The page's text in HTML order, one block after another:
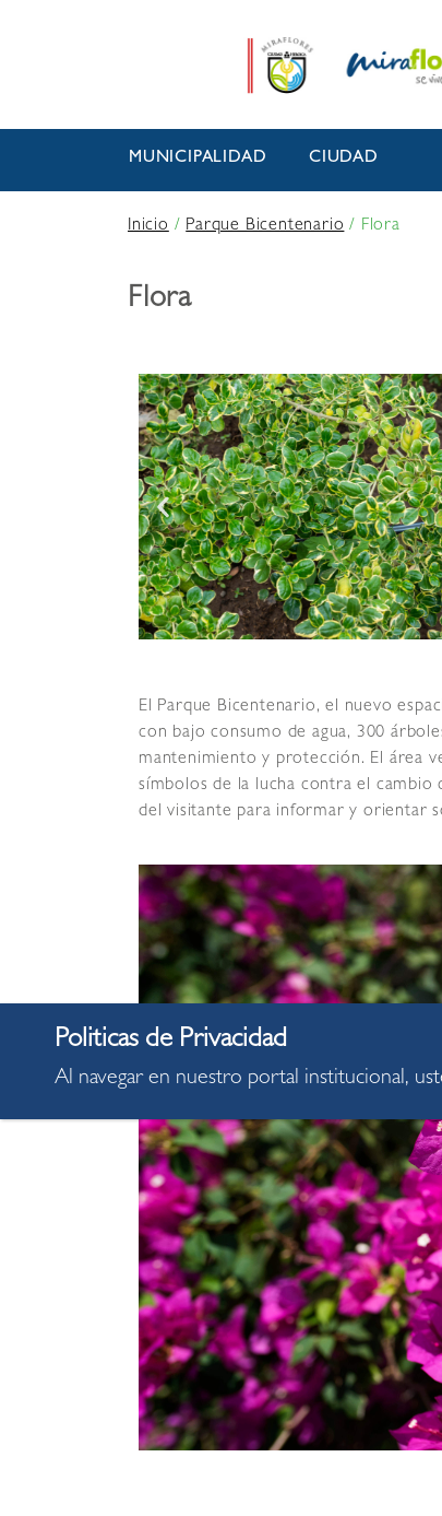
MUNICIPALIDAD CIUDAD
Inicio/Parque Bicentenario/ Flora
Flora
El Parque Bicentenario, el nuevo
con bajo consumo de agua, 300
mantenimiento y protección. El área
símbolos de la lucha contra el cambio
del visitante para informar y orientar
Al navegar en nuestro portal institucional,